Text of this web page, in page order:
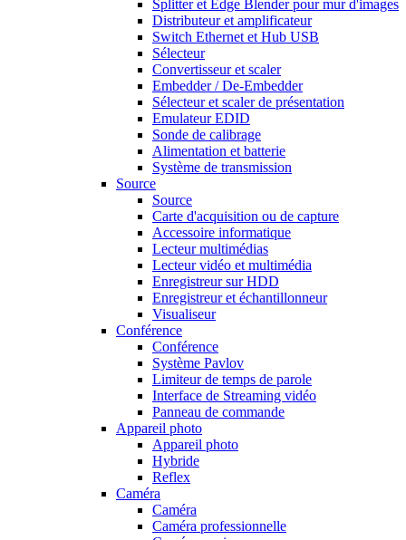
Splitter et Edge Blender pour mur d'images
Distributeur et amplificateur
Switch Ethernet et Hub USB
Sélecteur
Convertisseur et scaler
Embedder / De-Embedder
Sélecteur et scaler de présentation
Emulateur EDID
Sonde de calibrage
Alimentation et batterie
Système de transmission
Source
Source
Carte d'acquisition ou de capture
Accessoire informatique
Lecteur multimédias
Lecteur vidéo et multimédia
Enregistreur sur HDD
Enregistreur et échantillonneur
Visualiseur
Conférence
Conférence
Système Pavlov
Limiteur de temps de parole
Interface de Streaming vidéo
Panneau de commande
Appareil photo
Appareil photo
Hybride
Reflex
Caméra
Caméra
Caméra professionnelle